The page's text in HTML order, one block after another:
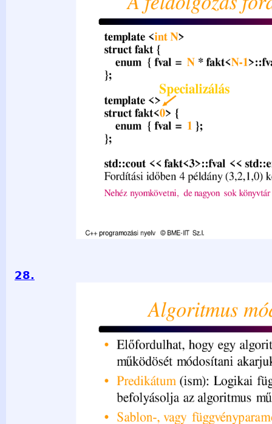
fval = 1 }; }; Template metaprogram std::cout &lt;&lt;
Fordítási időben 4 példány (3,2,1,0) keletkezik Nehéz
könyvtár (pl. boost) használja. C++ programozási nyelv ©
28.
módosítani akarjuk egy függvénnyel. • Predikátum (ism):
befolyásolja az algoritmus működését. • Sablon-, vagy
eljárásmódot (függvényt) is átadhatunk, ami lehet: –
függvény C++ programozási nyelv © BME-IIT Sz.I.